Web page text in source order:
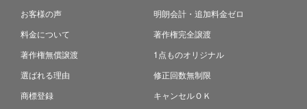
お客様の声
料金について
著作権無償譲渡
選ばれる理由
商標登録
明朗会計・追加料金ゼロ
著作権完全譲渡
1点ものオリジナル
修正回数無制限
キャンセルＯＫ